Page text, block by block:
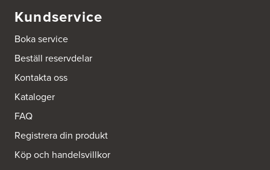
Beijer Byggmaterial AB, Mölnlycke
Hönekullavägen 25
435 44 Mölnlycke
Tel.:752418750
Beijer Byggmaterial Bollnäs - Filial 041
821 41 Bollnäs
Beijer Byggmaterial Piteå - Filial 002
Batterigatan 2
941 47 Piteå
Kundservice
Boka service
Beställ reservdelar
Kontakta oss
Kataloger
FAQ
Registrera din produkt
Köp och handelsvillkor